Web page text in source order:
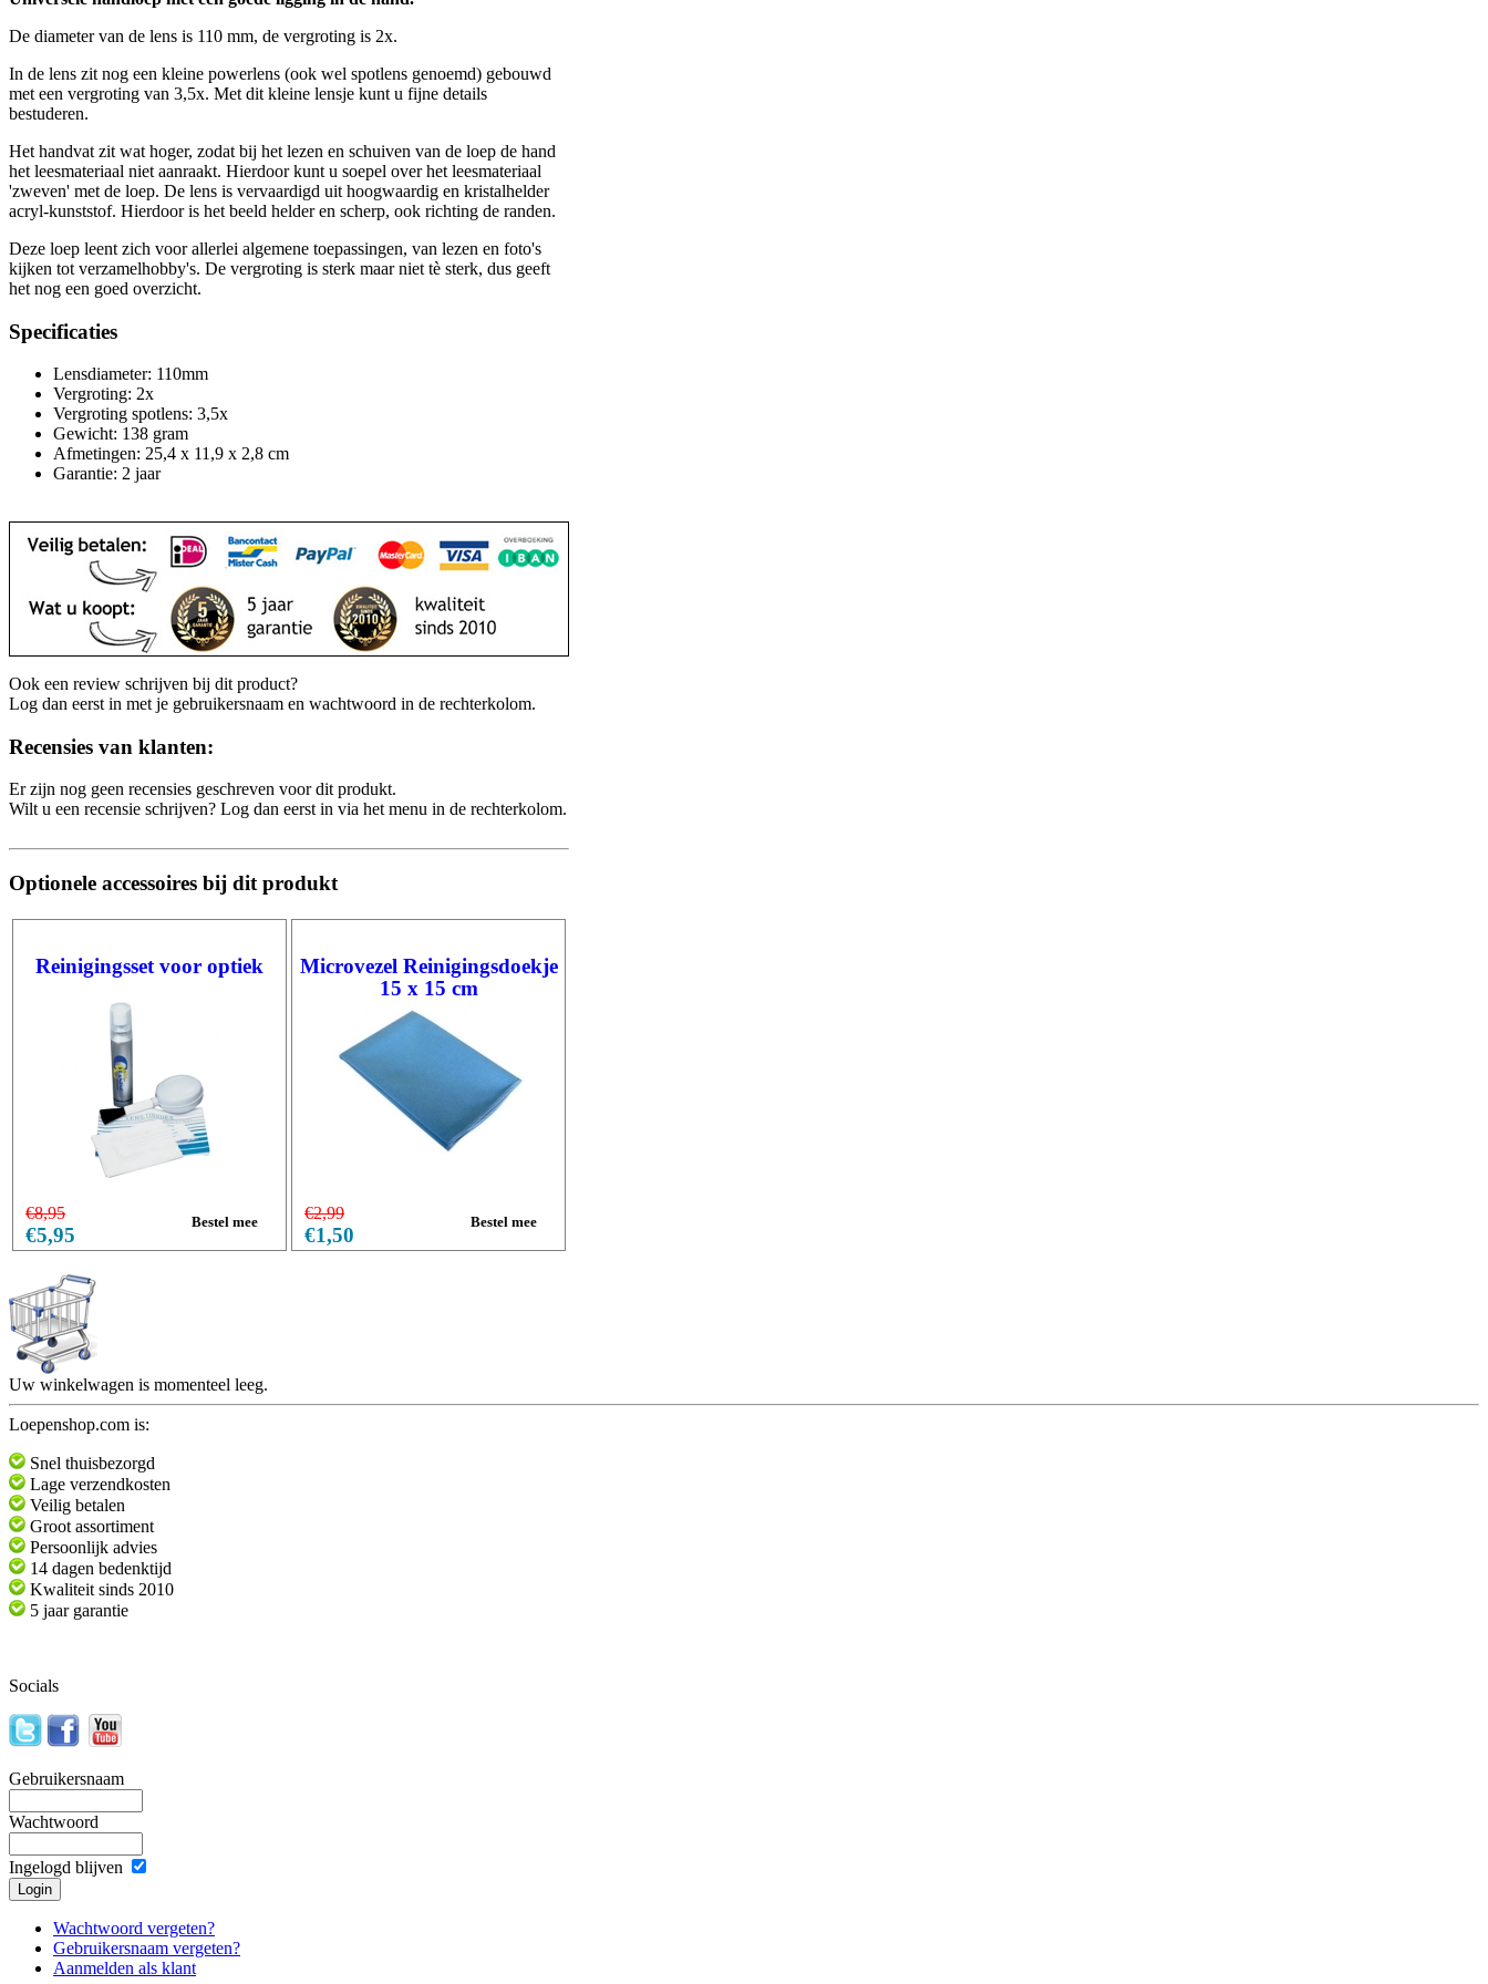
De diameter van de lens is 110 mm, de vergroting is 2x.
In de lens zit nog een kleine powerlens (ook wel spotlens genoemd) gebouwd
met een vergroting van 3,5x. Met dit kleine lensje kunt u fijne details
bestuderen.
Het handvat zit wat hoger, zodat bij het lezen en schuiven van de loep de hand
het leesmateriaal niet aanraakt. Hierdoor kunt u soepel over het leesmateriaal
'zweven' met de loep. De lens is vervaardigd uit hoogwaardig en kristalhelder
acryl-kunststof. Hierdoor is het beeld helder en scherp, ook richting de randen.
Deze loep leent zich voor allerlei algemene toepassingen, van lezen en foto's
kijken tot verzamelhobby's. De vergroting is sterk maar niet tè sterk, dus geeft
het nog een goed overzicht.
Specificaties
Lensdiameter: 110mm
Vergroting: 2x
Vergroting spotlens: 3,5x
Gewicht: 138 gram
Afmetingen: 25,4 x 11,9 x 2,8 cm
Garantie: 2 jaar
Ook een review schrijven bij dit product?
Log dan eerst in met je gebruikersnaam en wachtwoord in de rechterkolom.
Recensies van klanten:
Er zijn nog geen recensies geschreven voor dit produkt.
Wilt u een recensie schrijven? Log dan eerst in via het menu in de rechterkolom.
Optionele accessoires bij dit produkt
Reinigingsset voor optiek
€8,95
€5,95
Microvezel Reinigingsdoekje
15 x 15 cm
€2,99
€1,50
Uw winkelwagen is momenteel leeg.
Loepenshop.com is:
Snel thuisbezorgd
Lage verzendkosten
Veilig betalen
Groot assortiment
Persoonlijk advies
14 dagen bedenktijd
Kwaliteit sinds 2010
5 jaar garantie
Socials
Gebruikersnaam
Wachtwoord
Ingelogd blijven
Wachtwoord vergeten?
Gebruikersnaam vergeten?
Aanmelden als klant